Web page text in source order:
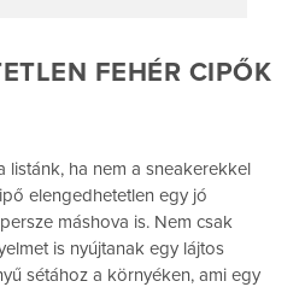
FEHÉR CIPŐK
listánk, ha nem a sneakerekkel
elengedhetetlen egy jó
máshova is. Nem csak
is nyújtanak egy lájtos
sétához a környéken, ami egy